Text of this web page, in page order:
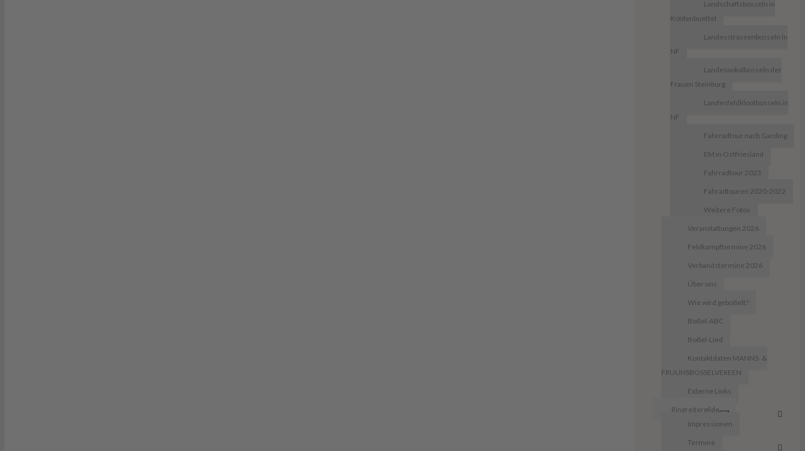
Landschaftsbosseln in
Koldenbuettel
Landesstrassenbosseln in
NF
Landespokalbosseln der
Frauen Steinburg
Landesfeldklootbosseln in
NF
Fahrradtour nach Garding
EM in Ostfriesland
Fahrradtour 2023
Fahradtouren 2020-2022
Weitere Fotos
Veranstaltungen 2026
Feldkampftermine 2026
Verbandstermine 2026
Über uns
Wie wird geboßelt?
Boßel-ABC
Boßel-Lied
Kontaktdaten MANNS- &
FRUUNSBOSSELVEREEN
Externe Links
Ringreitergilde
Impressionen
Termine